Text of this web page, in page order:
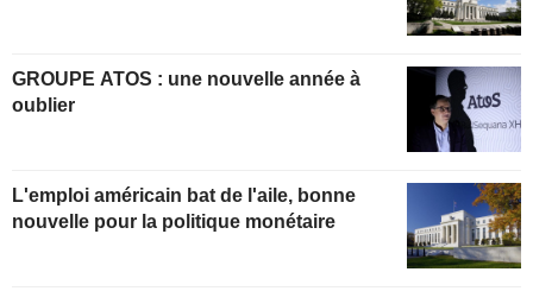
GROUPE ATOS : une nouvelle année à
oublier
L'emploi américain bat de l'aile, bonne
nouvelle pour la politique monétaire